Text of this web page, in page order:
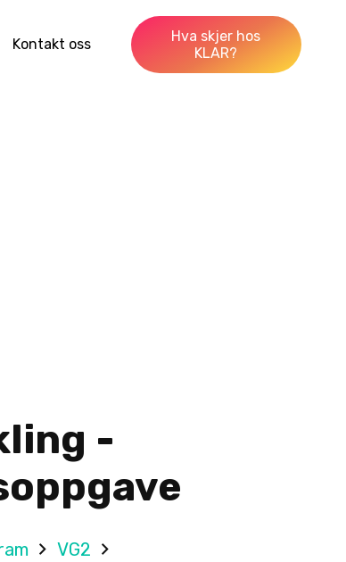
Kontakt oss
Hva skjer hos
KLAR?
-
VG2